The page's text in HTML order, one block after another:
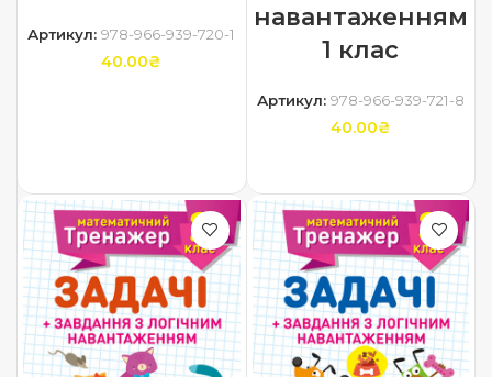
Артикул:978-966-939-720-1
40.00₴
навантаженням
1 клас
Артикул: 978-966-939-721-8
40.00₴